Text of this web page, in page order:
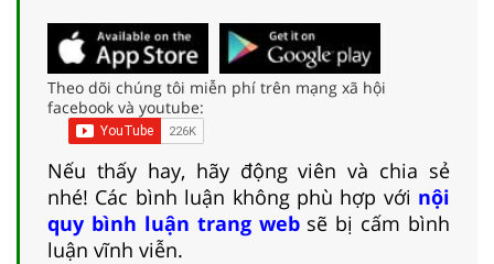
Theo dõi chúng tôi miễn phí trên mạng xã hội
facebook và youtube:
Nếu thấy hay, hãy động viên và chia sẻ
nhé! Các bình luận không phù hợp với nội
quy bình luận trang websẽ bị cấm bình
luận vĩnh viễn.